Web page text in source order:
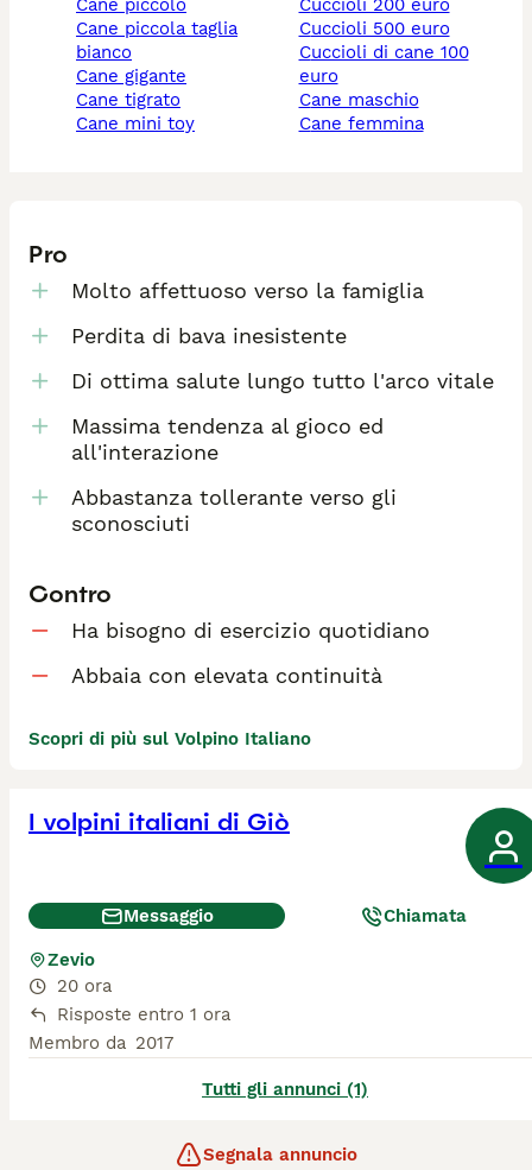
cane piccolo
cane piccola taglia
bianco
cane gigante
cane tigrato
cane mini toy
cuccioli 200 euro
cuccioli 500 euro
cuccioli di cane 100
euro
cane maschio
cane femmina
Pro
Molto affettuoso verso la famiglia
Perdita di bava inesistente
Di ottima salute lungo tutto l'arco vitale
Massima tendenza al gioco ed
all'interazione
Abbastanza tollerante verso gli
sconosciuti
Contro
Ha bisogno di esercizio quotidiano
Abbaia con elevata continuità
Scopri di più sul Volpino Italiano
I volpini italiani di Giò
Messaggio Chiamata
Zevio
20 ora
Risposte entro 1 ora
Membro da 2017
Tutti gli annunci (1)
Segnala annuncio